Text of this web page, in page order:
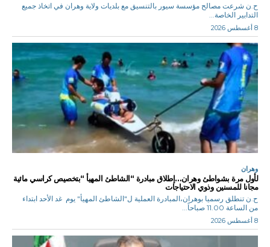
ح.ن شرعت مصالح مؤسسة سيور بالتنسيق مع بلديات ولاية وهران في اتخاذ جميع
التدابير الخاصة...
8 أغسطس 2026
وهران
لأول مرة بشواطئ وهران…إطلاق مبادرة “الشاطئ المهيأ “بتخصيص كراسي مائية
مجانا للمسنين وذوي الاحتياجات
ح.ن تنطلق رسميا بوهران،المبادرة العملية ل"الشاطئ المهيأ" يوم غد الأحد ابتداء
من الساعة 11.00 صباحاً...
8 أغسطس 2026